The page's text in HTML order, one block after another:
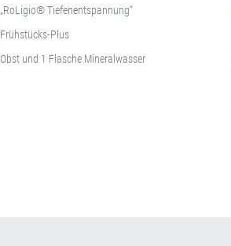
„RoLigio® Tiefenentspannung“
Frühstücks-Plus
Obst und 1 Flasche Mineralwasser